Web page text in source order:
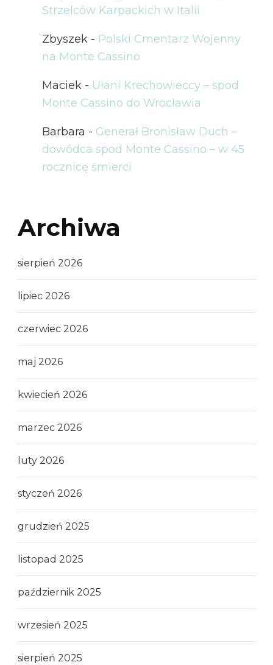
Strzelców Karpackich w Italii
Zbyszek - Polski Cmentarz Wojenny
na Monte Cassino
Maciek - Ułani Krechowieccy – spod
Monte Cassino do Wrocławia
Barbara - Generał Bronisław Duch –
dowódca spod Monte Cassino – w 45
rocznicę śmierci
Archiwa
sierpień 2026
lipiec 2026
czerwiec 2026
maj 2026
kwiecień 2026
marzec 2026
luty 2026
styczeń 2026
grudzień 2025
listopad 2025
październik 2025
wrzesień 2025
sierpień 2025